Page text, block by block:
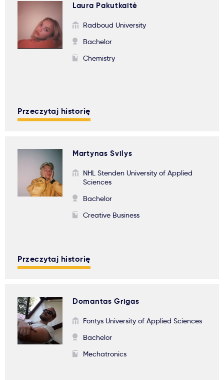
Laura Pakutkaitė
Radboud University
Bachelor
Chemistry
Przeczytaj historię
Martynas Svilys
NHL Stenden University of Applied
Sciences
Bachelor
Creative Business
Przeczytaj historię
Domantas Grigas
Fontys University of Applied Sciences
Bachelor
Mechatronics